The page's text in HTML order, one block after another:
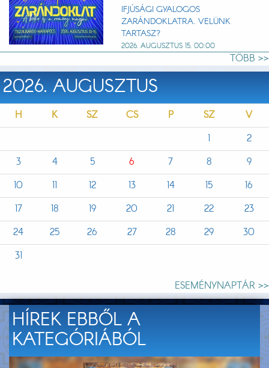
IFJÚSÁGI GYALOGOS
ZARÁNDOKLATRA. VELÜNK
TARTASZ?
2026. AUGUSZTUS 15. 00:00
TÖBB >>
2026. AUGUSZTUS
H K SZ CS P SZ
V
1
2
3
4 5 6 7 8
9
10
11 12 13 14 15
16
17
18 19 20 21 22
23
24
25 26 27 28 29
30
31
ESEMÉNYNAPTÁR >>
HÍREK EBBŐL A
KATEGÓRIÁBÓL